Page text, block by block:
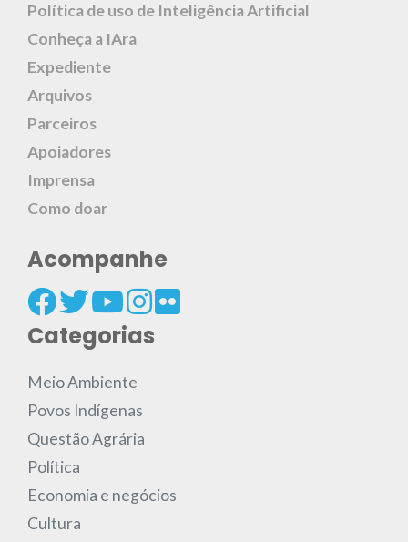
Política de uso de Inteligência Artificial
Conheça a IAra
Expediente
Arquivos
Parceiros
Apoiadores
Imprensa
Como doar
Acompanhe
Categorias
Meio Ambiente
Povos Indígenas
Questão Agrária
Política
Economia e negócios
Cultura